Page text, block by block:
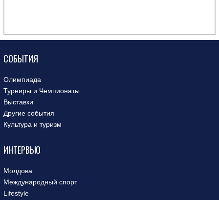
СОБЫТИЯ
Олимпиада
Турниры и Чемпионаты
Выставки
Другие события
Культура и туризм
ИНТЕРВЬЮ
Молдова
Международный спорт
Lifestyle